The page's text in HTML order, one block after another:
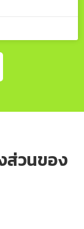
ส่วนของ